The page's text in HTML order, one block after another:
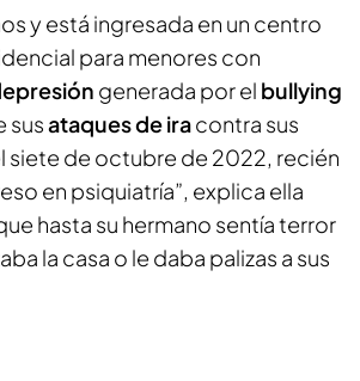
y está ingresada en un centro
para menores con
generada por el bullying
susataques de iracontra sus
siete de octubre de 2022, recién
en psiquiatría”, explica ella
hasta su hermano sentía terror
la casa o le daba palizas a sus